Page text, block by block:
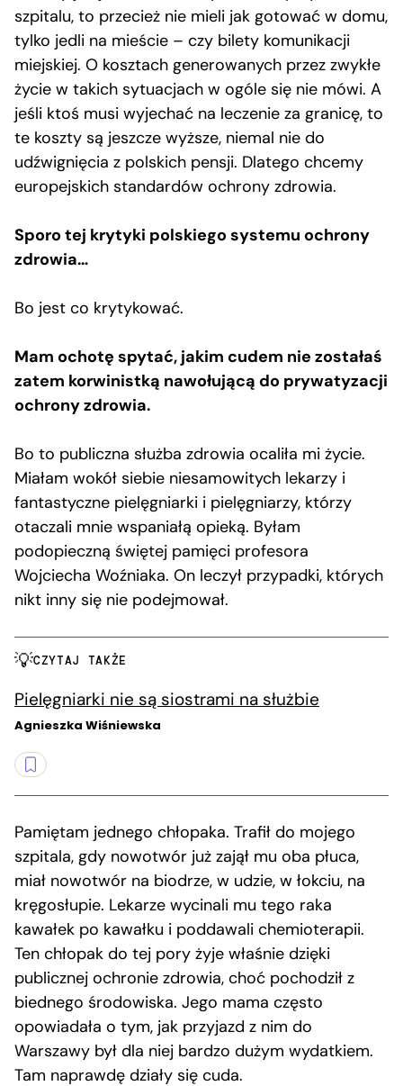
szpitalu, to przecież nie mieli jak gotować w domu,
tylko jedli na mieście – czy bilety komunikacji
miejskiej. O kosztach generowanych przez zwykłe
życie w takich sytuacjach w ogóle się nie mówi. A
jeśli ktoś musi wyjechać na leczenie za granicę, to
te koszty są jeszcze wyższe, niemal nie do
udźwignięcia z polskich pensji. Dlatego chcemy
europejskich standardów ochrony zdrowia.
Sporo tej krytyki polskiego systemu ochrony
zdrowia…
Bo jest co krytykować.
Mam ochotę spytać, jakim cudem nie zostałaś
zatem korwinistką nawołującą do prywatyzacji
ochrony zdrowia.
Bo to publiczna służba zdrowia ocaliła mi życie.
Miałam wokół siebie niesamowitych lekarzy i
fantastyczne pielęgniarki i pielęgniarzy, którzy
otaczali mnie wspaniałą opieką. Byłam
podopieczną świętej pamięci profesora
Wojciecha Woźniaka. On leczył przypadki, których
nikt inny się nie podejmował.
CZYTAJ TAKŻE
Pielęgniarki nie są siostrami na służbie
Agnieszka Wiśniewska
Pamiętam jednego chłopaka. Trafił do mojego
szpitala, gdy nowotwór już zajął mu oba płuca,
miał nowotwór na biodrze, w udzie, w łokciu, na
kręgosłupie. Lekarze wycinali mu tego raka
kawałek po kawałku i poddawali chemioterapii.
Ten chłopak do tej pory żyje właśnie dzięki
publicznej ochronie zdrowia, choć pochodził z
biednego środowiska. Jego mama często
opowiadała o tym, jak przyjazd z nim do
Warszawy był dla niej bardzo dużym wydatkiem.
Tam naprawdę działy się cuda.